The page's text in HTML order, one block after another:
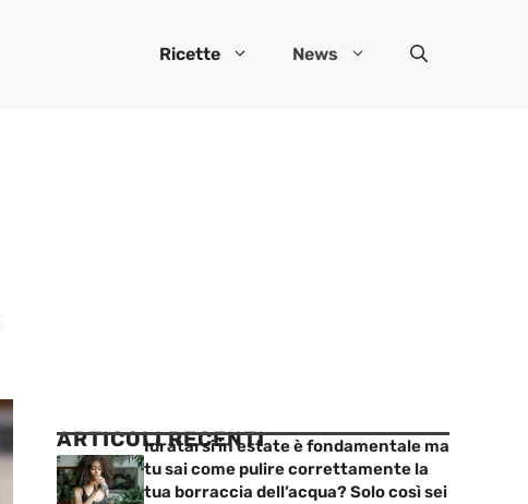
Ricette News
ARTICOLI RECENTI
Idratarsi in estate è fondamentale ma
tu sai come pulire correttamente la
tua borraccia dell’acqua? Solo così sei